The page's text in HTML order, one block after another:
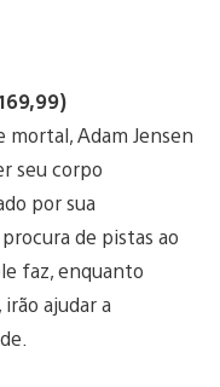
mortal, Adam Jensen
seu corpo
por sua
de pistas ao
faz, enquanto
ajudar a